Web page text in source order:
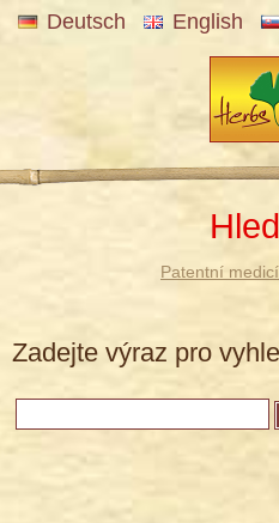
Deutsch English
Patentní
Zadejte výraz pro